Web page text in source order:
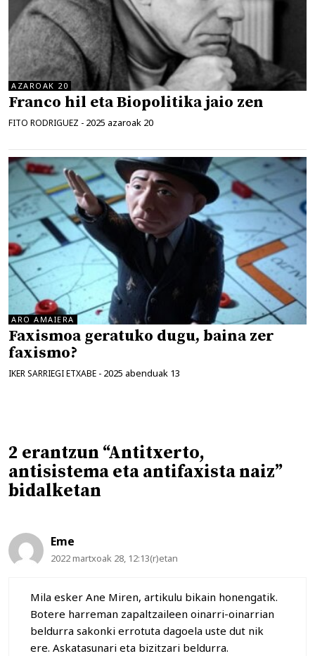
AZAROAK 20
Franco hil eta Biopolitika jaio zen
FITO RODRIGUEZ - 2025 azaroak 20
ARO AMAIERA
Faxismoa geratuko dugu, baina zer
faxismo?
IKER SARRIEGI ETXABE - 2025 abenduak 13
2 erantzun “Antitxerto,
antisistema eta antifaxista naiz”
bidalketan
Eme
2022 martxoak 28, 12:13(r)etan
Mila esker Ane Miren, artikulu bikain honengatik.
Botere harreman zapaltzaileen oinarri-oinarrian
beldurra sakonki errotuta dagoela uste dut nik
ere. Askatasunari eta bizitzari beldurra.